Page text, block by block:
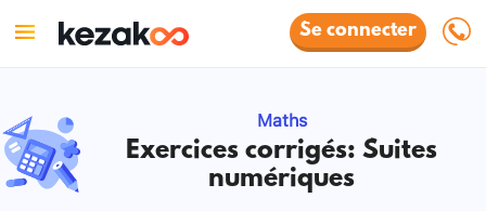
Se connecter
Maths
Exercices corrigés: Suites
numériques